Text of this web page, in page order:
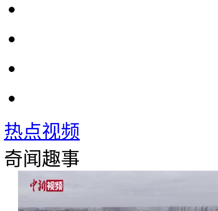
热点视频
奇闻趣事